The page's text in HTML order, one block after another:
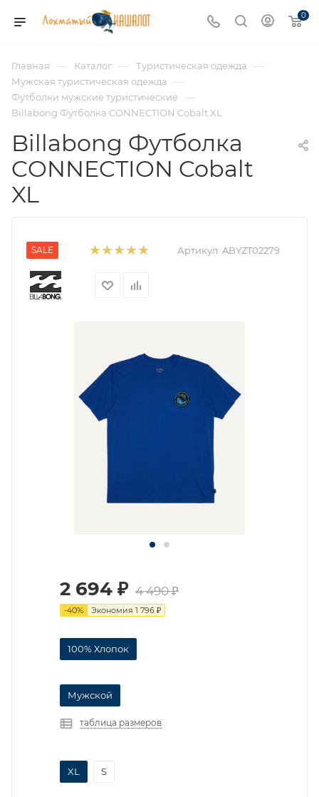
0
Главная — Каталог — Туристическая одежда —
Мужская туристическая одежда —
Футболки мужские туристические —
Billabong Футболка CONNECTION Cobalt XL
Billabong Футболка
CONNECTION Cobalt
XL
SALE Артикул: ABYZT02279
2 694 ₽ 4 490₽
-40% Экономия 1 796 ₽
100% Хлопок
Мужской
таблица размеров
XL S